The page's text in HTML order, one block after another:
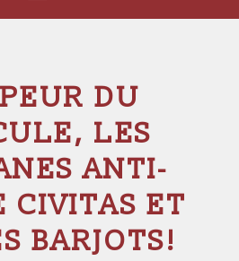
DU
LES
ANTI-
CIVITAS ET
BARJOTS!